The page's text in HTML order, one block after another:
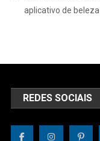
aplicativo de beleza
REDES SOCIAIS